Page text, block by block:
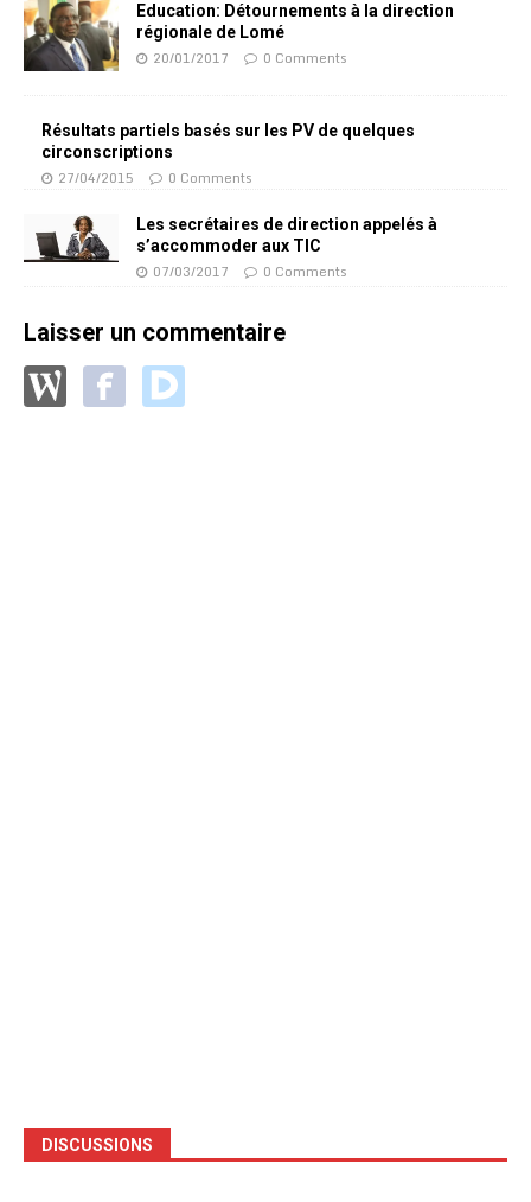
Education: Détournements à la direction
régionale de Lomé
20/01/2017 0 Comments
Résultats partiels basés sur les PV de quelques
circonscriptions
27/04/2015 0 Comments
Les secrétaires de direction appelés à
s’accommoder aux TIC
07/03/2017 0 Comments
Laisser un commentaire
DISCUSSIONS